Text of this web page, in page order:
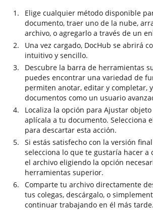
Elige cualquier método disponible
documento, traer uno de la nube,
archivo, o agregarlo a través de un
Una vez cargado, DocHub se abrirá
intuitivo y sencillo.
Descubre la barra de herramientas
puedes encontrar una variedad de
permiten anotar, editar y completar,
documentos como un usuario
Localiza la opción para Ajustar
aplícala a tu documento. Selecciona
para descartar esta acción.
Si estás satisfecho con la versión
selecciona lo que te gustaría hacer a
el archivo eligiendo la opción
herramientas superior.
Comparte tu archivo directamente
tus colegas, descárgalo, o
continuar trabajando en él más tarde.